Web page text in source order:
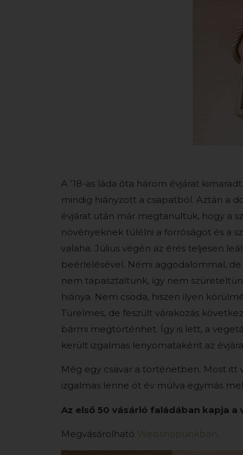
A ’18-as láda óta három évjárat
mindig hiányzott a csapatból. Aztán a
évjárat után már megtanultuk, hogy a
növényeknek túlélni a forróságot és a
valaha. Július végén az érés teljesen
beérlelésével. Némi aggodalommal,
nem tapasztaltunk, így nem
hiánya. Nem csoda, hiszen ilyen
Türelmes, de feszült várakozás
bármi megtörténhet. Így is lett, a
került izgalmas lenyomataként az
Még egy csavar a történetben. Most itt
izgalmas lenne öt év múlva egymás
Az első 50 vásárló faládában kapja a
Megvásárolható Webshopunkban.